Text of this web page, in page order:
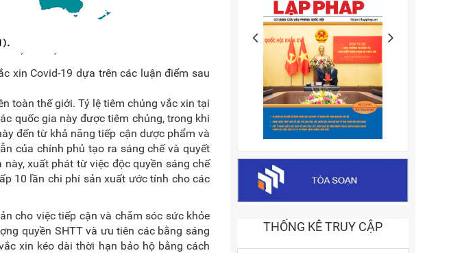
Covid-19 dựa trên các luận điểm sau
toàn thế giới. Tỷ lệ tiêm chủng vắc xin tại
quốc gia này được tiêm chủng, trong khi
đến từ khả năng tiếp cận dược phẩm và
của chính phủ tạo ra sáng chế và quyết
xuất phát từ việc độc quyền sáng chế
10 lần chi phí sản xuất ước tính cho các
cho việc tiếp cận và chăm sóc sức khỏe
quyền SHTT và ưu tiên các bằng sáng
xin kéo dài thời hạn bảo hộ bằng cách
THỐNG KÊ TRUY CẬP